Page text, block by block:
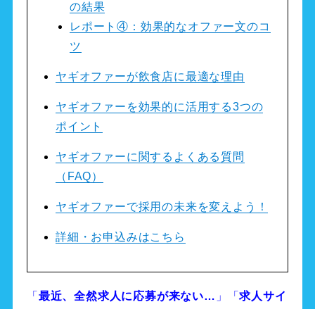
の結果
レポート④：効果的なオファー文のコ
ツ
ヤギオファーが飲食店に最適な理由
ヤギオファーを効果的に活用する3つの
ポイント
ヤギオファーに関するよくある質問
（FAQ）
ヤギオファーで採用の未来を変えよう！
詳細・お申込みはこちら
「 最近、全然求人に応募が来ない… 」「求人サイ